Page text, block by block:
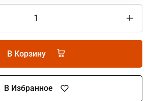
В Корзину
В Избранное